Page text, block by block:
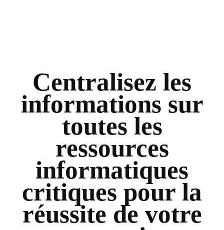
Centralisez les
informations sur
toutes les
ressources
informatiques
critiques pour la
réussite de votre